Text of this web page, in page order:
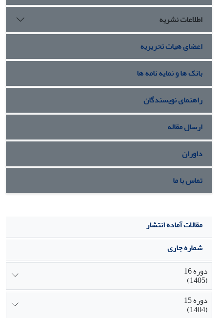
اطلاعات نشریه
اعضای هیات تحریریه
بانک ها و نمایه نامه ها
راهنمای نویسندگان
ارسال مقاله
داوران
تماس با ما
مقالات آماده انتشار
شماره جاری
دوره 16
(1405)
دوره 15
(1404)